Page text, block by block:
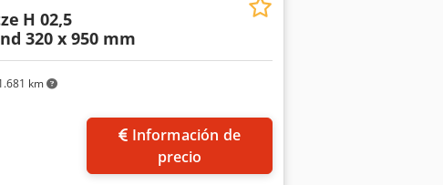
km
H 02,5
320 x 950 mm
precio